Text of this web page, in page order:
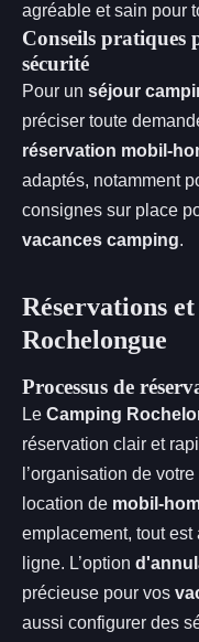
agréable et sain pour
Conseils pratiques
sécurité
Pour un séjour
préciser toute
réservation mobil-
adaptés, notamment
consignes sur place
vacances camping.
Réservations
Rochelongue
Processus de
Le Camping
réservation clair et
l’organisation de
location de mobil-
emplacement, tout
ligne. L’option
précieuse pour vos
aussi configurer des